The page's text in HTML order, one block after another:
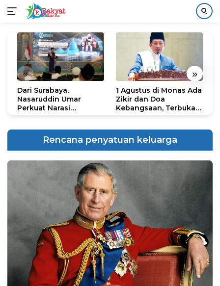
konten
« »
Dari Surabaya,
Nasaruddin Umar
Perkuat Narasi
1 Agustus di Monas Ada
Zikir dan Doa
Kebangsaan, Terbuka
Rencana penyatuan keluarga